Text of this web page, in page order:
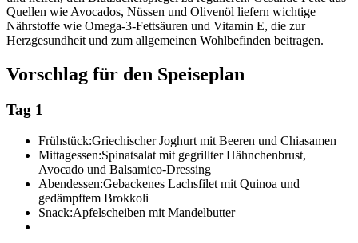
Quellen wie Avocados, Nüssen und Olivenöl liefern wichtige
Nährstoffe wie Omega-3-Fettsäuren und Vitamin E, die zur
Herzgesundheit und zum allgemeinen Wohlbefinden beitragen.
Vorschlag für den Speiseplan
Tag 1
Frühstück:Griechischer Joghurt mit Beeren und Chiasamen
Mittagessen:Spinatsalat mit gegrillter Hähnchenbrust,
Avocado und Balsamico-Dressing
Abendessen:Gebackenes Lachsfilet mit Quinoa und
gedämpftem Brokkoli
Snack:Apfelscheiben mit Mandelbutter